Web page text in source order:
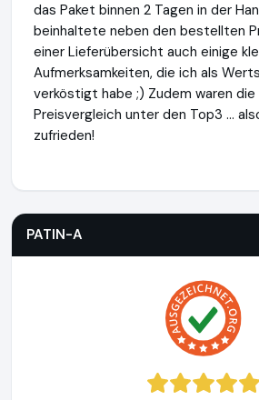
das Paket binnen 2 Tagen in der
beinhaltete neben den bestellten
einer Lieferübersicht auch einige
Aufmerksamkeiten, die ich als
verköstigt habe ;) Zudem waren die
Preisvergleich unter den Top3 ...
zufrieden!
PATIN-A